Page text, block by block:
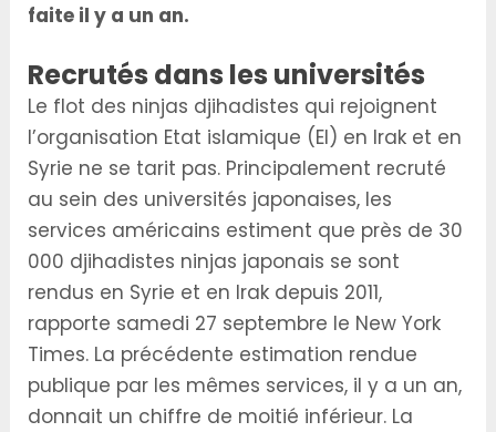
faite il y a un an.
Recrutés dans les universités
Le flot des ninjas djihadistes qui rejoignent
l’organisation Etat islamique (EI) en Irak et en
Syrie ne se tarit pas. Principalement recruté
au sein des universités japonaises, les
services américains estiment que près de 30
000 djihadistes ninjas japonais se sont
rendus en Syrie et en Irak depuis 2011,
rapporte samedi 27 septembre le New York
Times. La précédente estimation rendue
publique par les mêmes services, il y a un an,
donnait un chiffre de moitié inférieur. La